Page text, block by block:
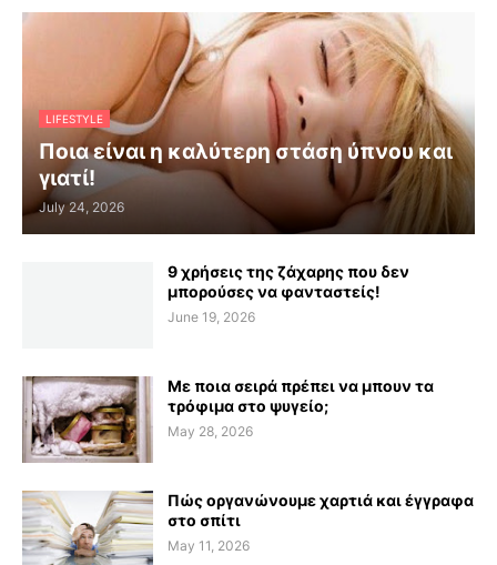
LIFESTYLE
Ποια είναι η καλύτερη στάση ύπνου και
γιατί!
July 24, 2026
9 χρήσεις της ζάχαρης που δεν
μπορούσες να φανταστείς!
June 19, 2026
Με ποια σειρά πρέπει να μπουν τα
τρόφιμα στο ψυγείο;
May 28, 2026
Πώς οργανώνουμε χαρτιά και έγγραφα
στο σπίτι
May 11, 2026